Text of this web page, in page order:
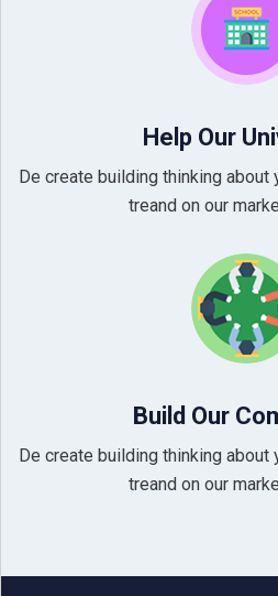
Help Our
De create building thinking
treand on our
Build Our
De create building thinking
treand on our